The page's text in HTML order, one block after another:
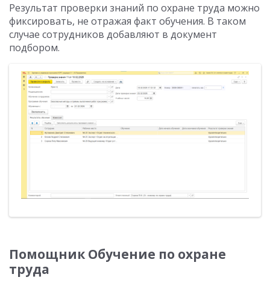
Результат проверки знаний по охране труда можно
фиксировать, не отражая факт обучения. В таком
случае cотрудников добавляют в документ
подбором.
Помощник Обучение по охране
труда